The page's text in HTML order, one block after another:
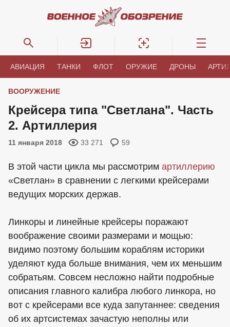
АВИАЦИЯ ТАНКИ ФЛОТ ОРУЖИЕ ДРОНЫ
ВООРУЖЕНИЕ
Крейсера типа "Светлана". Часть
2. Артиллерия
11 января 2018 33 271 59
В этой части цикла мы рассмотрим артиллерию
«Светлан» в сравнении с легкими крейсерами
ведущих морских держав.
Линкоры и линейные крейсеры поражают
воображение своими размерами и мощью:
видимо поэтому большим кораблям историки
уделяют куда больше внимания, чем их меньшим
собратьям. Совсем несложно найти подробные
описания главного калибра любого линкора, но
вот с крейсерами все куда запутаннее: сведения
об их артсистемах зачастую неполны или